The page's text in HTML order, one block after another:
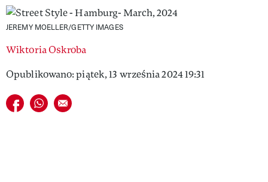
VIVA!PEOPLE POWER
VIVA!ITAKA
MAGAZYN VIVA!
JEREMY MOELLER/GETTY IMAGES
Wiktoria Oskroba
Opublikowano: piątek, 13 września 2024 19:31
Udostępnij na facebook
Udostępnij na whatsapp
E-mail do przyjaciela